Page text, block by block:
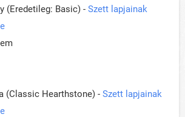
(Eredetileg: Basic) - Szett lapjainak
(Classic Hearthstone) - Szett lapjainak